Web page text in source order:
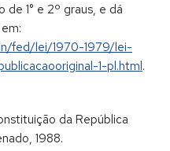
1° e 2º graus, e dá
fed/lei/1970-1979/lei-
1-pl.html.
da República
1988.